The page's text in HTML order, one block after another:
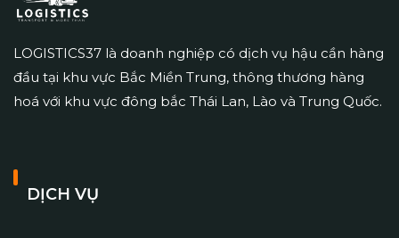
LOGISTICS37 là doanh nghiệp có dịch vụ hậu cần hàng
đầu tại khu vực Bắc Miền Trung, thông thương hàng
hoá với khu vực đông bắc Thái Lan, Lào và Trung Quốc.
DỊCH VỤ